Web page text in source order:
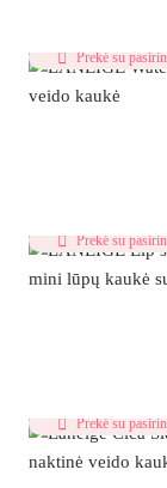
Prekė su
Prekė su
Prekė su